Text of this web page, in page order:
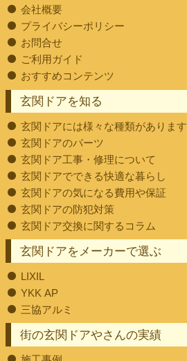
会社概要
プライバシーポリシー
お問合せ
ご利用ガイド
おすすめコンテンツ
街の玄関ドアやさんの実績
玄関ドアを知る
玄関ドアには様々な種類があります
玄関ドアのパーツ
玄関ドア工事・修理について
玄関ドアでできる快適な暮らし
玄関ドアの気になる費用や保証
玄関ドアの防犯対策
玄関ドア交換に関するコラム
玄関ドアをメーカーで選ぶ
LIXIL
YKK AP
三協アルミ